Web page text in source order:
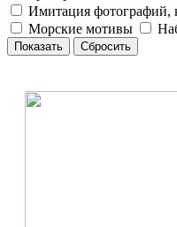
Имитация фотографий,
Морские мотивы